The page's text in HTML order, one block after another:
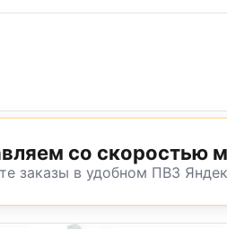
со скоростью
заказы в удобном ПВЗ